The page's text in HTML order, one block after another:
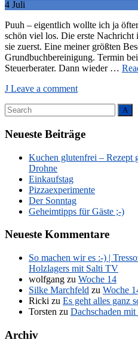
4 Juli
Puuh – eigentlich wollte ich ja
schön viel los. Die erste
sie zuerst. Eine meiner größten
Grundbuchbereinigung. Termin
Steuerberater. Dann wieder …
Leave a comment
Search
for:
Neueste Beiträge
Kuchen glutenfrei – Rezept
Drohne
Einkaufstag
Pizzaexperimente
Der Sonntag
Geheimtipps für Gäste ;-)
Neueste Kommentare
So machen wir es :-) |
Holzlagers mit Salti TV
wolfgang zu Woche 14
Silke Marchfeld zu Woche
Ricki zu Es geht alles ganz
Torsten zu Dachschaden
Archiv